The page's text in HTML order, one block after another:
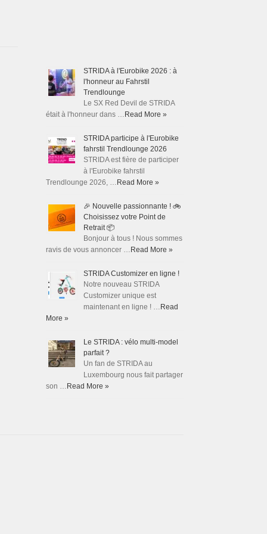
STRIDA à l'Eurobike 2026 : à
l'honneur au Fahrstil
Trendlounge
Le SX Red Devil de STRIDA
était à l'honneur dans … Read More »
STRIDA participe à l'Eurobike
fahrstil Trendlounge 2026
STRIDA est fière de participer
à l'Eurobike fahrstil
Trendlounge 2026, … Read More »
🎉 Nouvelle passionnante ! 🚲
Choisissez votre Point de
Retrait 📦
Bonjour à tous ! Nous sommes
ravis de vous annoncer … Read More »
STRIDA Customizer en ligne !
Notre nouveau STRIDA
Customizer unique est
maintenant en ligne ! … Read
More »
Le STRIDA : vélo multi-model
parfait ?
Un fan de STRIDA au
Luxembourg nous fait partager
son … Read More »